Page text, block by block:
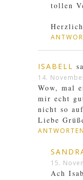
tollen
ISABELL
14.
Wow, mal
mir echt
nicht so
Liebe
ANTWORTEN
15.
Ach